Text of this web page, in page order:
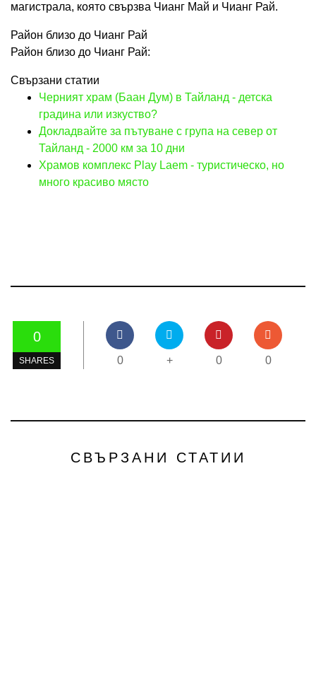
магистрала, която свързва Чианг Май и Чианг Рай.
Район близо до Чианг Рай
Район близо до Чианг Рай:
Свързани статии
Черният храм (Баан Дум) в Тайланд - детска
градина или изкуство?
Докладвайте за пътуване с група на север от
Тайланд - 2000 км за 10 дни
Храмов комплекс Play Laem - туристическо, но
много красиво място
0
SHARES 0 + 0 0
СВЪРЗАНИ СТАТИИ